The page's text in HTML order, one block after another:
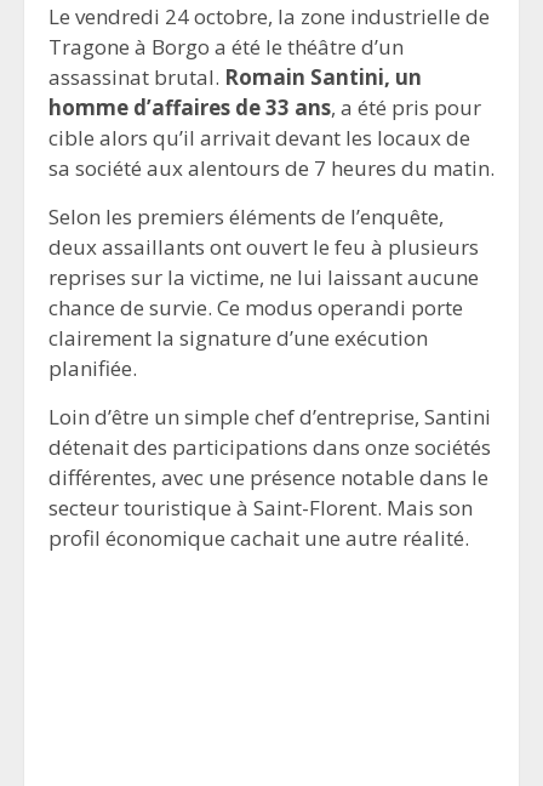
Le vendredi 24 octobre, la zone industrielle de
Tragone à Borgo a été le théâtre d’un
assassinat brutal. Romain Santini, un
homme d’affaires de 33 ans, a été pris pour
cible alors qu’il arrivait devant les locaux de
sa société aux alentours de 7 heures du matin.
Selon les premiers éléments de l’enquête,
deux assaillants ont ouvert le feu à plusieurs
reprises sur la victime, ne lui laissant aucune
chance de survie. Ce modus operandi porte
clairement la signature d’une exécution
planifiée.
Loin d’être un simple chef d’entreprise, Santini
détenait des participations dans onze sociétés
différentes, avec une présence notable dans le
secteur touristique à Saint-Florent. Mais son
profil économique cachait une autre réalité.